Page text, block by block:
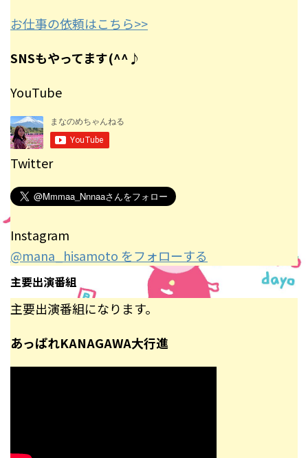
お仕事の依頼はこちら>>
SNSもやってます(^^♪
YouTube
Twitter
Instagram
@mana_hisamoto をフォローする
主要出演番組
主要出演番組になります。
あっぱれKANAGAWA大行進